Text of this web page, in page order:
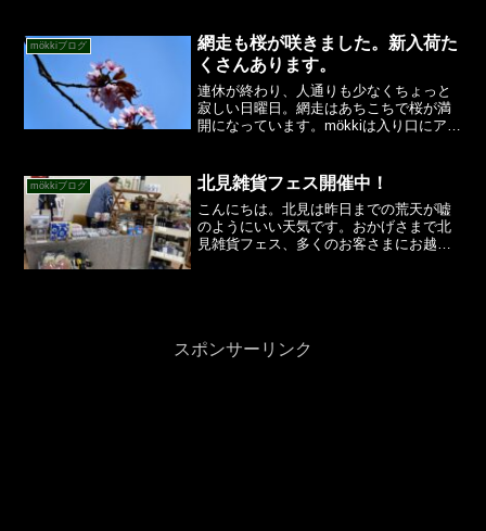
客様向けにテイクアウトを始めたお店を
紹介するとか。いろ...
mökkiブログ
網走も桜が咲きました。新入荷た
くさんあります。
連休が終わり、人通りも少なくちょっと
寂しい日曜日。網走はあちこちで桜が満
開になっています。mökkiは入り口にアル
ています。さて、今日からいろいろな商
品が増えました！何...
mökkiブログ 北見雑貨フェス開催中！
こんにちは。北見は昨日までの荒天が嘘
のようにいい天気です。おかげさまで北
見雑貨フェス、多くのお客さまにお越し
スポンサーリンク